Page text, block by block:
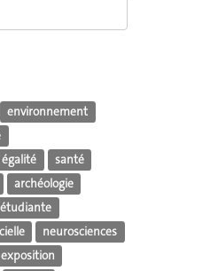
environnement
égalité
santé
archéologie
neurosciences
exposition